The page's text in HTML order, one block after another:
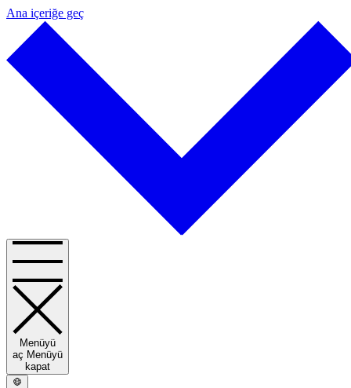
Ana içeriğe geç
Menüyü
aç Menüyü
kapat